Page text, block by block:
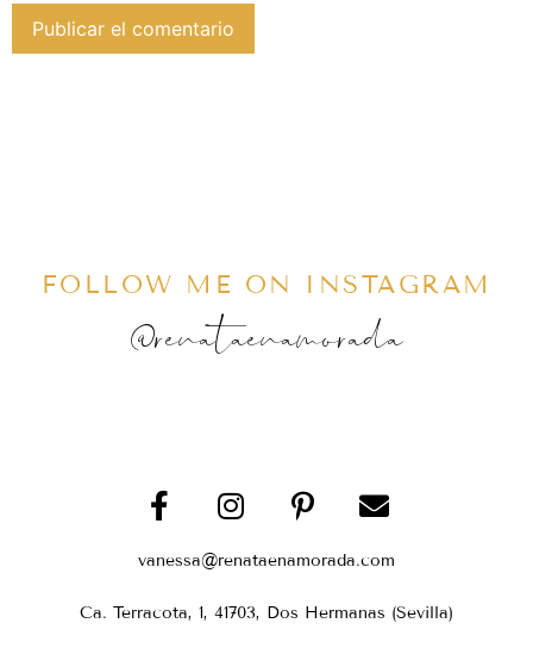
FOLLOW ME ON INSTAGRAM
@renataenamorada
vanessa@renataenamorada.com
Ca. Terracota, 1, 41703, Dos Hermanas (Sevilla)